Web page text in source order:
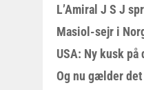
L’Amiral J S J
Masiol-sejr i
USA: Ny kusk på
Og nu gælder